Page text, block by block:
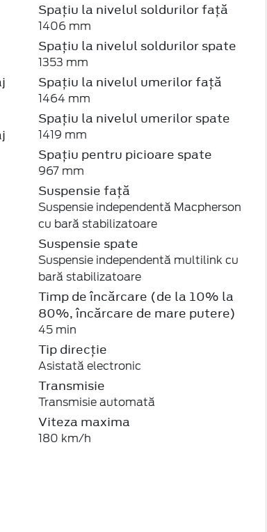
Spațiu la nivelul soldurilor față
1406 mm
Spațiu la nivelul soldurilor spate
1353 mm
Spațiu la nivelul umerilor față
1464 mm
Spațiu la nivelul umerilor spate
1419 mm
Spațiu pentru picioare spate
967 mm
Suspensie față
Suspensie independentă Macpherson
cu bară stabilizatoare
Suspensie spate
Suspensie independentă multilink cu
bară stabilizatoare
Timp de încărcare (de la 10% la
80%, încărcare de mare putere)
45 min
Tip direcție
Asistată electronic
Transmisie
Transmisie automată
Viteza maxima
180 km/h